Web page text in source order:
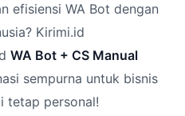
efisiensi WA Bot dengan
Kirimi.id
WA Bot + CS Manual
sempurna untuk bisnis
tetap personal!